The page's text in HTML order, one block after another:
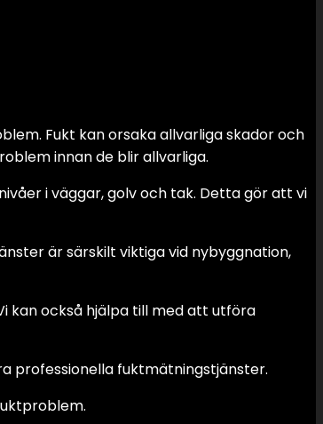
Fukt kan orsaka allvarliga skador och
innan de blir allvarliga.
i väggar, golv och tak. Detta gör att vi
är särskilt viktiga vid nybyggnation,
kan också hjälpa till med att utföra
professionella fuktmätningstjänster.